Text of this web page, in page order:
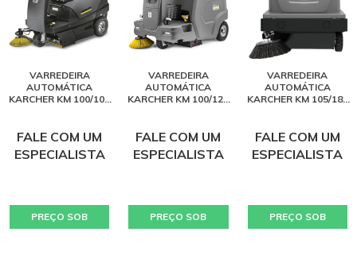
VARREDEIRA
AUTOMÁTICA
KARCHER KM 100/100
FALE COM UM
ESPECIALISTA
PREÇO SOB
VARREDEIRA
AUTOMÁTICA
KARCHER KM 100/120
FALE COM UM
ESPECIALISTA
PREÇO SOB
VARREDEIRA
AUTOMÁTICA
KARCHER KM 105/180
FALE COM UM
ESPECIALISTA
PREÇO SOB